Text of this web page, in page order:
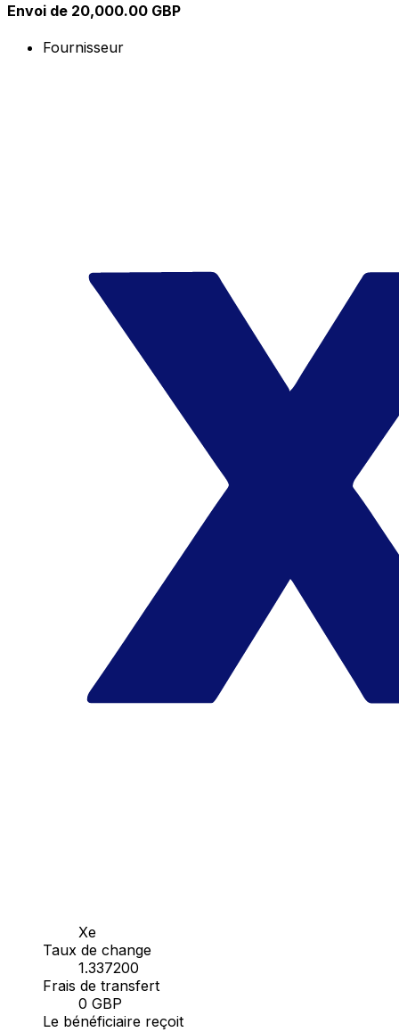
Envoi de 20,000.00 GBP
Fournisseur
Xe
Taux de change
1.337200
Frais de transfert
0 GBP
Le bénéficiaire reçoit